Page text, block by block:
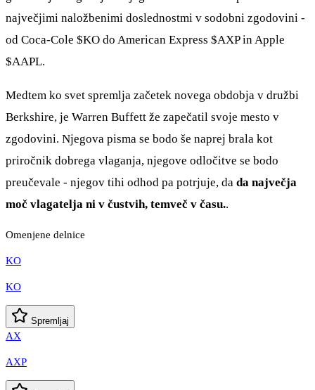
največjimi naložbenimi doslednostmi v sodobni zgodovini -
od Coca-Cole $KO do American Express $AXPin Apple
$AAPL.
Medtem ko svet spremlja začetek novega obdobja v družbi
Berkshire, je Warren Buffett že zapečatil svoje mesto v
zgodovini. Njegova pisma se bodo še naprej brala kot
priročnik dobrega vlaganja, njegove odločitve se bodo
preučevale - njegov tihi odhod pa potrjuje, da da največja
moč vlagatelja ni v čustvih, temveč v času..
Omenjene delnice
KO
KO
Spremljaj
AX
AXP